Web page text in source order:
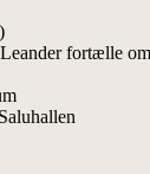
fortælle